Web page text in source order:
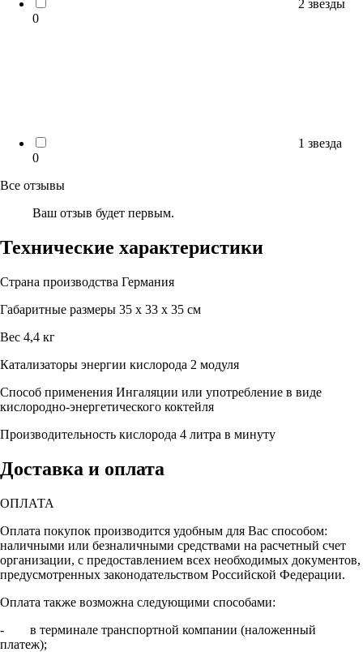
2 звезды
0
1 звезда
0
Все отзывы
Ваш отзыв будет первым.
Технические характеристики
Страна производства Германия
Габаритные размеры 35 х 33 х 35 см
Вес 4,4 кг
Катализаторы энергии кислорода 2 модуля
Способ применения Ингаляции или употребление в виде
кислородно-энергетического коктейля
Производительность кислорода 4 литра в минуту
Доставка и оплата
ОПЛАТА
Оплата покупок производится удобным для Вас способом:
наличными или безналичными средствами на расчетный счет
организации, с предоставлением всех необходимых документов,
предусмотренных законодательством Российской Федерации.
Оплата также возможна следующими способами:
- в терминале транспортной компании (наложенный
платеж);